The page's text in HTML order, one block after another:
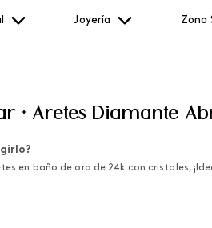
Joyería Zona
+ Aretes Diamante
en baño de oro de 24k con cristales,